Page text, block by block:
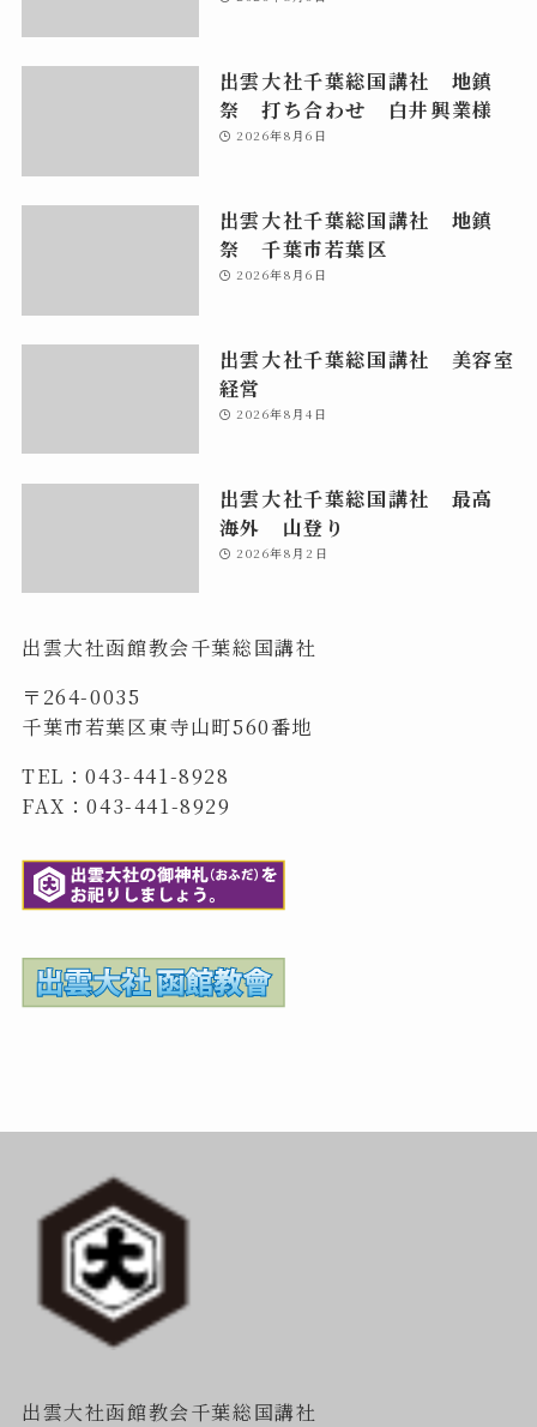
出雲大社千葉総国講社 地鎮
祭 打ち合わせ 白井興業様
2026年8月6日
出雲大社千葉総国講社 地鎮
祭 千葉市若葉区
2026年8月6日
出雲大社千葉総国講社 美容室
経営
2026年8月4日
出雲大社千葉総国講社 最高
海外 山登り
2026年8月2日
出雲大社函館教会千葉総国講社
〒264-0035
千葉市若葉区東寺山町560番地
TEL：043-441-8928
FAX：043-441-8929
出雲大社函館教会千葉総国講社